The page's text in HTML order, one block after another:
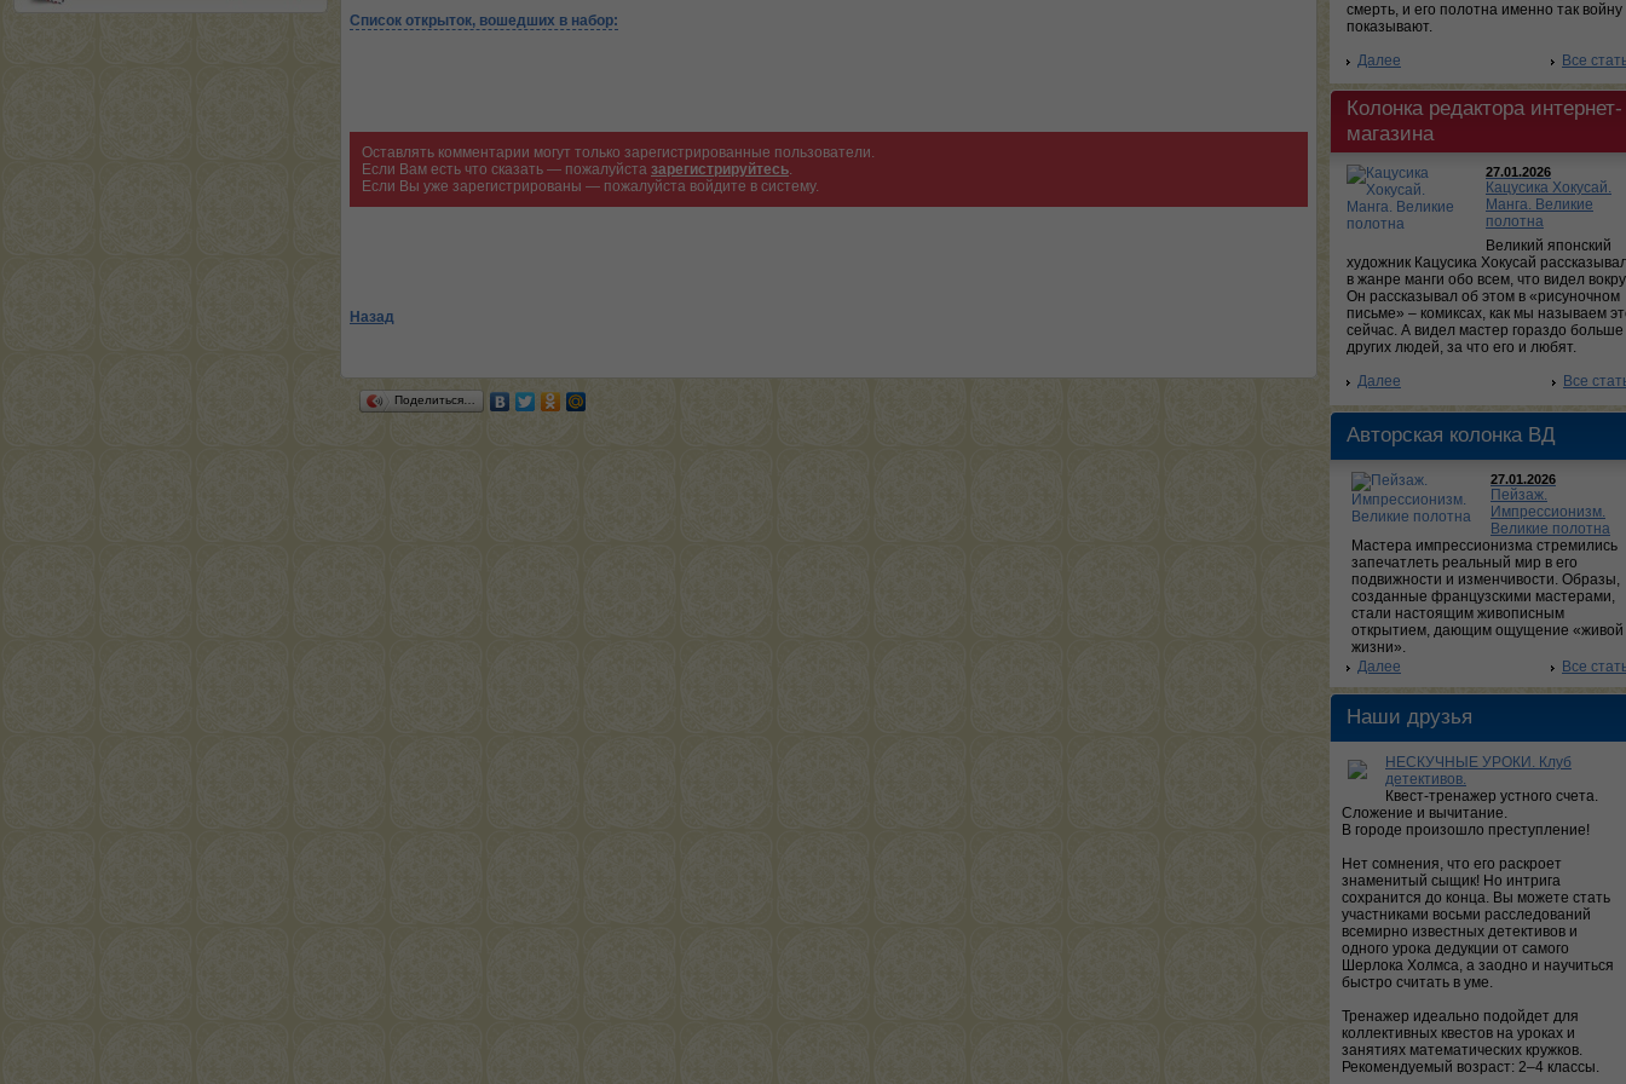
Список открыток, вошедших в набор:
Оставлять комментарии могут только зарегистрированные пользователи.
Если Вам есть что сказать — пожалуйста зарегистрируйтесь.
Если Вы уже зарегистрированы — пожалуйста войдите в систему.
Назад
Поделиться…
смерть, и его полотна именно так войну
показывают.
Далее
Все
Колонка редактора интернет-
магазина
27.01.2026
Кацусика Хокусай.
Манга. Великие
полотна
Великий японский
художник Кацусика Хокусай
в жанре манги обо всем, что видел
Он рассказывал об этом в «рисуночном
письме» – комиксах, как мы называем
сейчас. А видел мастер гораздо больше
других людей, за что его и любят.
Далее
Все
Авторская колонка ВД
27.01.2026
Пейзаж.
Импрессионизм.
Великие полотна
Мастера импрессионизма стремились
запечатлеть реальный мир в его
подвижности и изменчивости. Образы,
созданные французскими мастерами,
стали настоящим живописным
открытием, дающим ощущение «живой
жизни».
Далее
Все
Наши друзья
НЕСКУЧНЫЕ УРОКИ. Клуб
детективов.
Квест-тренажер устного счета.
Сложение и вычитание.
В городе произошло преступление!
Нет сомнения, что его раскроет
знаменитый сыщик! Но интрига
сохранится до конца. Вы можете стать
участниками восьми расследований
всемирно известных детективов и
одного урока дедукции от самого
Шерлока Холмса, а заодно и научиться
быстро считать в уме.
Тренажер идеально подойдет для
коллективных квестов на уроках и
занятиях математических кружков.
Рекомендуемый возраст: 2–4 классы.